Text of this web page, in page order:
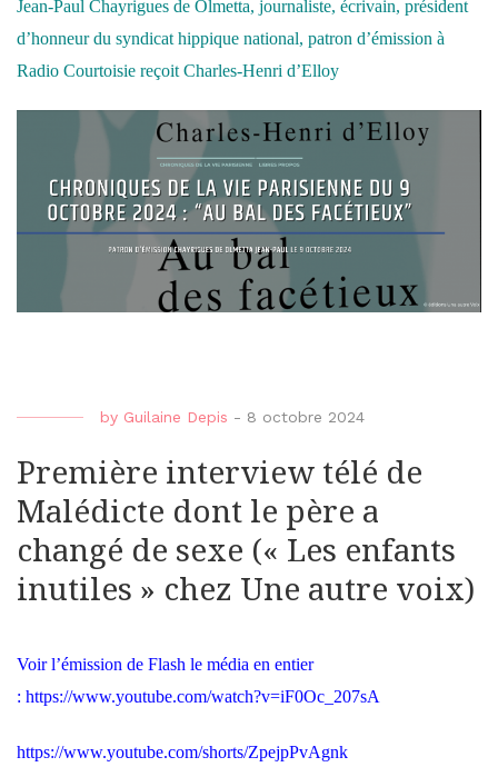
Jean-Paul Chayrigues de Olmetta, journaliste, écrivain, président
d’honneur du syndicat hippique national, patron d’émission à
Radio Courtoisie reçoit Charles-Henri d’Elloy
by Guilaine Depis - 8 octobre 2024
Première interview télé de
Malédicte dont le père a
changé de sexe (« Les enfants
inutiles » chez Une autre voix)
Voir l’émission de Flash le média en entier
: https://www.youtube.com/watch?v=iF0Oc_207sA
https://www.youtube.com/shorts/ZpejpPvAgnk